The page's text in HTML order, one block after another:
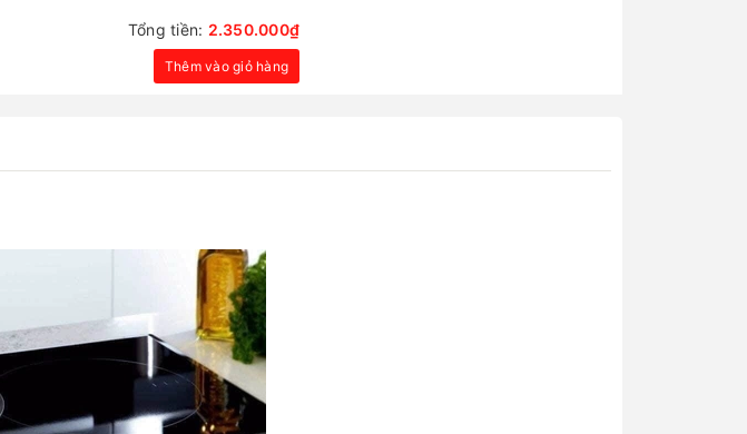
Tổng tiền: 2.350.000₫
Thêm vào giỏ hàng